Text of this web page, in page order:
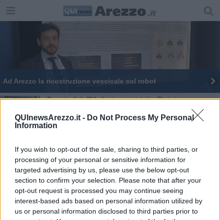
QUInewsArezzo.it - Do Not Process My Personal
Information
If you wish to opt-out of the sale, sharing to third parties, or
processing of your personal or sensitive information for
targeted advertising by us, please use the below opt-out
section to confirm your selection. Please note that after your
opt-out request is processed you may continue seeing
interest-based ads based on personal information utilized by
us or personal information disclosed to third parties prior to
Ad Arezzo la ricostruzione vescicale col robot
​Due studi dell’Urologia presentati a Parigi
Nuovi strumenti per l’Urologia del San Donato
Rete ospedaliera per abbattere le liste di attesa
Alta formazione alla scuola di Chirurgia Robotica
Ad Arezzo un intervento chirurgico urologico
unico